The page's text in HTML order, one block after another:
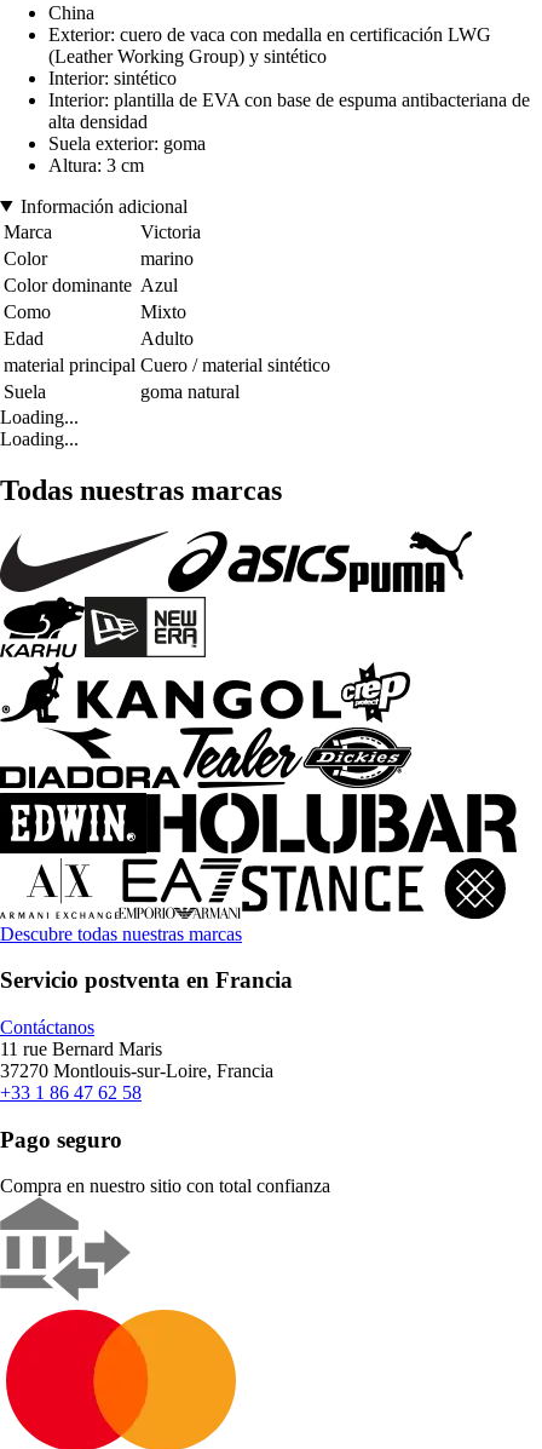
China
Exterior: cuero de vaca con medalla en certificación LWG
(Leather Working Group) y sintético
Interior: sintético
Interior: plantilla de EVA con base de espuma antibacteriana de
alta densidad
Suela exterior: goma
Altura: 3 cm
Información adicional
Marca
Victoria
Color
marino
Color dominante Azul
Como
Mixto
Edad
Adulto
material principal Cuero / material sintético
Suela
goma natural
Loading...
Loading...
Todas nuestras marcas
Descubre todas nuestras marcas
Servicio postventa en Francia
Contáctanos
11 rue Bernard Maris
37270 Montlouis-sur-Loire, Francia
+33 1 86 47 62 58
Pago seguro
Compra en nuestro sitio con total confianza